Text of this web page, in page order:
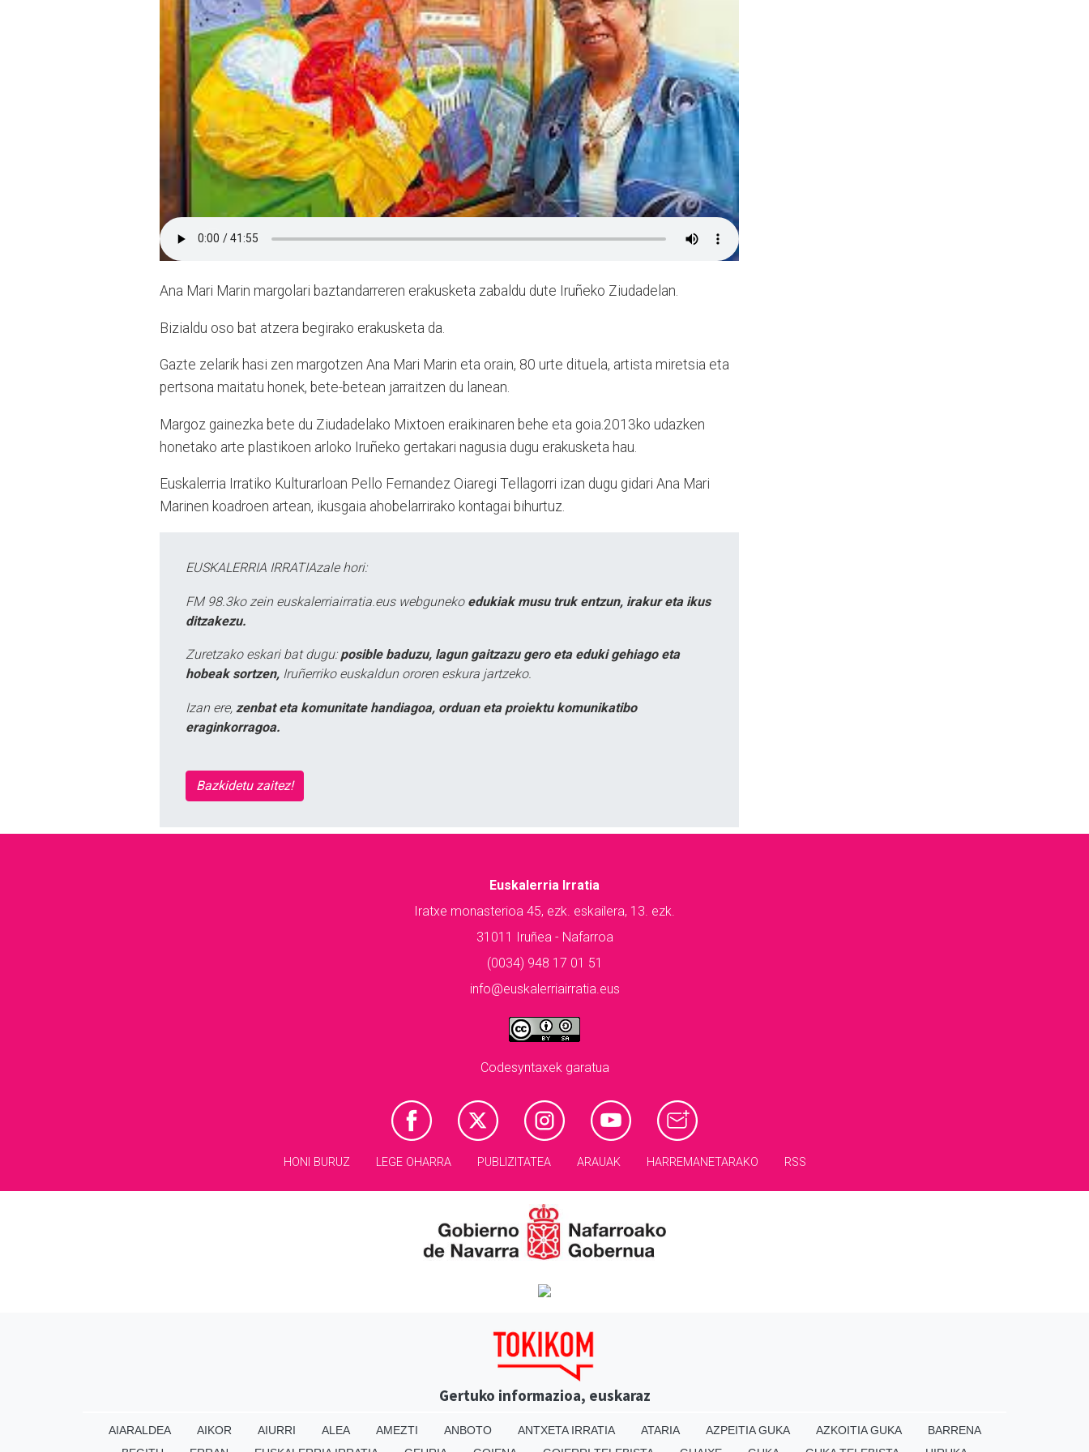
Ana Mari Marin margolari baztandarreren erakusketa zabaldu dute Iruñeko Ziudadelan.
Bizialdu oso bat atzera begirako erakusketa da.
Gazte zelarik hasi zen margotzen Ana Mari Marin eta orain, 80 urte dituela, artista miretsia eta
pertsona maitatu honek, bete-betean jarraitzen du lanean.
Margoz gainezka bete du Ziudadelako Mixtoen eraikinaren behe eta goia.2013ko udazken
honetako arte plastikoen arloko Iruñeko gertakari nagusia dugu erakusketa hau.
Euskalerria Irratiko Kulturarloan Pello Fernandez Oiaregi Tellagorri izan dugu gidari Ana Mari
Marinen koadroen artean, ikusgaia ahobelarrirako kontagai bihurtuz.
EUSKALERRIA IRRATIAzale hori:
FM 98.3ko zein euskalerriairratia.eus webguneko edukiak musu truk entzun, irakur eta ikus
ditzakezu.
Zuretzako eskari bat dugu: posible baduzu, lagun gaitzazu gero eta eduki gehiago eta
hobeak sortzen, Iruñerriko euskaldun ororen eskura jartzeko.
Izan ere, zenbat eta komunitate handiagoa, orduan eta proiektu komunikatibo
eraginkorragoa.
Bazkidetu zaitez!
Euskalerria Irratia
Iratxe monasterioa 45, ezk. eskailera, 13. ezk.
31011 Iruñea - Nafarroa
(0034) 948 17 01 51
info@euskalerriairratia.eus
Codesyntaxek garatua
HONI BURUZ LEGE OHARRA PUBLIZITATEA ARAUAK HARREMANETARAKO RSS
Gertuko informazioa, euskaraz
AIARALDEA AIKOR AIURRI ALEA AMEZTI ANBOTO ANTXETA IRRATIA ATARIA AZPEITIA GUKA AZKOITIA GUKA
BARRENA